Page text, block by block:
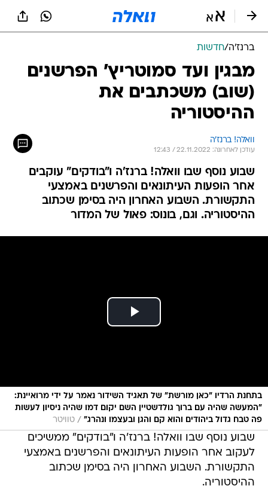
ברנז'ה/חדשות
מבגין ועד סמוטריץ' הפרשנים
(שוב) משכתבים את
ההיסטוריה
וואלה! ברנז'ה
עודכן לאחרונה: 22.11.2022 / 12:43
שבוע נוסף שבו וואלה! ברנז'ה ו"בודקים" עוקבים
אחר הופעות העיתונאים והפרשנים באמצעי
התקשורת. השבוע האחרון היה בסימן שכתוב
ההיסטוריה. וגם, בונוס: פאול של המדור
בתחנת הרדיו "כאן מורשת" של תאגיד השידור נאמר על ידי מרואיינת:
"המעשה שהיה עם ברוך גולדשטיין השם יקום דמו שהיה ניסיון לעשות
פה טבח גדול ביהודים והוא קם והגן ובעצמו ונהרג" / טוויטר
שבוע נוסף שבו וואלה! ברנז'ה ו"בודקים" ממשיכים
לעקוב אחר הופעות העיתונאים והפרשנים באמצעי
התקשורת. השבוע האחרון היה בסימן שכתוב
ההיסטוריה.